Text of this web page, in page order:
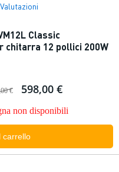
Classic
chitarra 12 pollici 200W
€ 598,00 €
non disponibili
carrello